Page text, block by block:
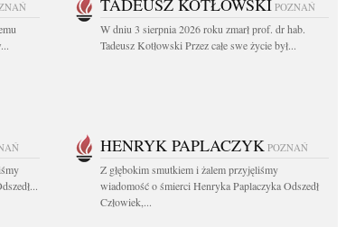
TADEUSZ KOTŁOWSKI POZNAŃ
W dniu 3 sierpnia 2026 roku zmarł prof. dr hab.
Tadeusz Kotłowski Przez całe swe życie był...
HENRYK PAPLACZYK POZNAŃ
Z głębokim smutkiem i żalem przyjęliśmy
wiadomość o śmierci Henryka Paplaczyka Odszedł
Człowiek,...